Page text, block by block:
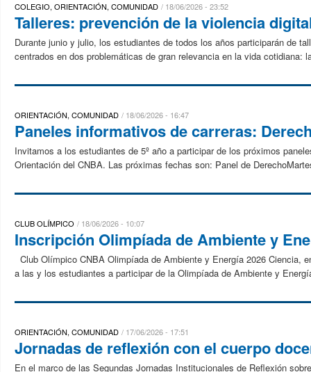
COLEGIO, ORIENTACIÓN, COMUNIDAD 18/06/2026 - 23:52
Talleres: prevención de la violencia
Durante junio y julio, los estudiantes de todos los años participarán de
centrados en dos problemáticas de gran relevancia en la vida cotidiana:
ORIENTACIÓN, COMUNIDAD 18/06/2026 - 16:47
Paneles informativos de carreras:
Invitamos a los estudiantes de 5º año a participar de los próximos
Orientación del CNBA. Las próximas fechas son: Panel de
CLUB OLÍMPICO 18/06/2026 - 10:07
Inscripción Olimpíada de Ambiente y
Club Olímpico CNBA Olimpíada de Ambiente y Energía 2026
a las y los estudiantes a participar de la Olimpíada de Ambiente y
ORIENTACIÓN, COMUNIDAD 17/06/2026 - 17:51
Jornadas de reflexión con el cuerpo
En el marco de las Segundas Jornadas Institucionales de Reflexión